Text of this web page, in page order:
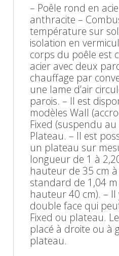
– Poêle rond en
anthracite –
température sur
isolation en
corps du poêle est
acier avec deux
chauffage par
une lame d’air
parois. – Il est
modèles Wall
Fixed (suspendu
Plateau. – Il est
un plateau sur
longueur de 1 à
hauteur de 35 cm
standard de 1,04
hauteur 40 cm). –
double face qui
Fixed ou plateau.
placé à droite ou à
plateau.